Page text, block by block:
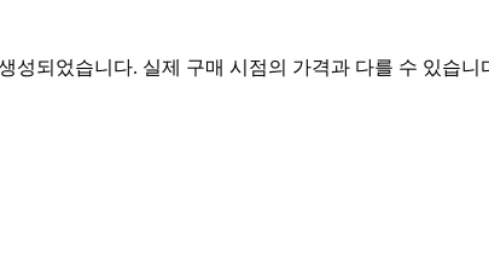
성되었습니다. 실제 구매 시점의 가격과 다를 수 있습니